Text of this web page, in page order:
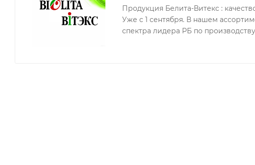
обеспечивает великолепный ухоженный вид волос
+ Питательный бальзам-уход для окрашенных волос:
Продукция Белита-Витекс :
Уже с 1 сентября. В нашем
спектра лидера РБ по